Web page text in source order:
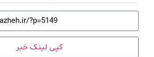
کپی لینک خبر